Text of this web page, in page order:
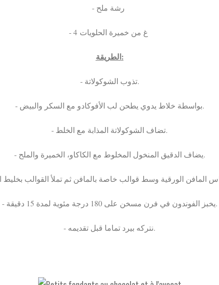
الطريقة:
- تذوب الشوكولاتة.
- بواسطة خلاط يدوي يطحن لب الأفوكادو مع السكر والبيض.
- تضاف الشوكولاتة المذابة مع الخلط.
- يضاف الدقيق المنخول المخلوط مع الكاكاو، الخميرة والملح.
- يخبز الفوندون في فرن مسخن على 180 درجة مئوية لمدة 15 دقيقة.
- نتركه بيرد تماما قبل تقديمه.